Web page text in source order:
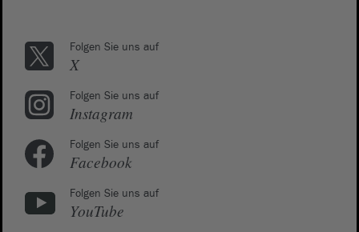
Folgen Sie uns auf
X
Folgen Sie uns auf
Instagram
Folgen Sie uns auf
Facebook
Folgen Sie uns auf
YouTube